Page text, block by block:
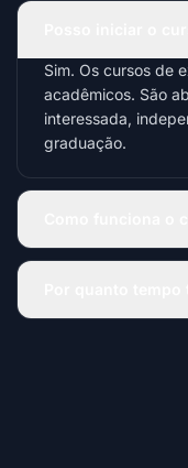
Sim. Os cursos de
acadêmicos. São
interessada,
graduação.